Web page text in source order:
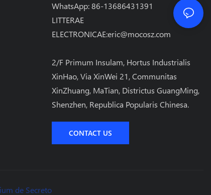
WhatsApp: 86-13686431391
LITTERAE
ELECTRONICAE:eric@mocosz.com
2/F Primum Insulam, Hortus Industrialis
XinHao, Via XinWei 21, Communitas
XinZhuang, MaTian, ​​Districtus GuangMing,
Shenzhen, Republica Popularis Chinesa.
CONTACT US
de Secreto